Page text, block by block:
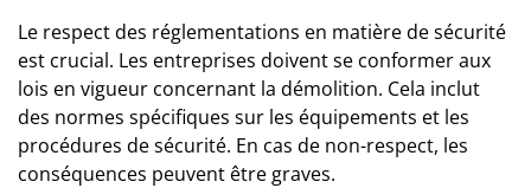
Le respect des réglementations en matière de sécurité
est crucial. Les entreprises doivent se conformer aux
lois en vigueur concernant la démolition. Cela inclut
des normes spécifiques sur les équipements et les
procédures de sécurité. En cas de non-respect, les
conséquences peuvent être graves.